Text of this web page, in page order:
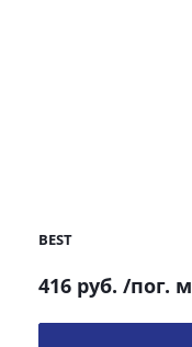
BEST
416 руб. /пог. м